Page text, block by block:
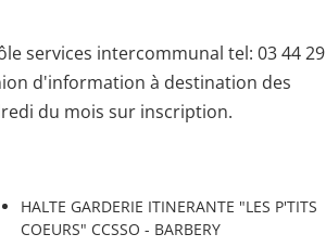
services intercommunal tel: 03 44 29
d'information à destination des
du mois sur inscription.
HALTE GARDERIE ITINERANTE "LES P'TITS
COEURS" CCSSO - BARBERY